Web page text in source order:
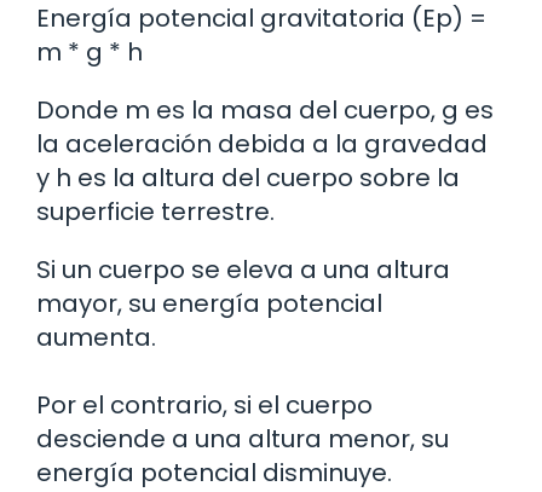
Energía potencial gravitatoria (Ep) =
m * g * h
Donde m es la masa del cuerpo, g es
la aceleración debida a la gravedad
y h es la altura del cuerpo sobre la
superficie terrestre.
Si un cuerpo se eleva a una altura
mayor, su energía potencial
aumenta.
Por el contrario, si el cuerpo
desciende a una altura menor, su
energía potencial disminuye.